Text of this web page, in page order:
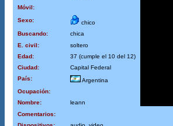
Móvil:
Sexo:
chico
Buscando:
chica
E. civil:
soltero
Edad:
37 (cumple el 10 del 12)
Ciudad:
Capital Federal
País:
Argentina
Ocupación:
Nombre:
leann
Comentarios: